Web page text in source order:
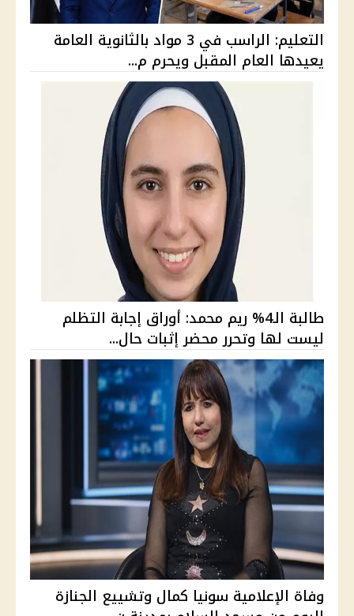
التعليم: الراسب في 3 مواد بالثانوية العامة
يعيدها العام المقبل ويحرم م...
طالبة الـ4% ريم محمد: أوراق إجابة التظلم
ليست لها وتحرر محضر إثبات حال...
وفاة الإعلامية سونيا كمال وتشييع الجنازة